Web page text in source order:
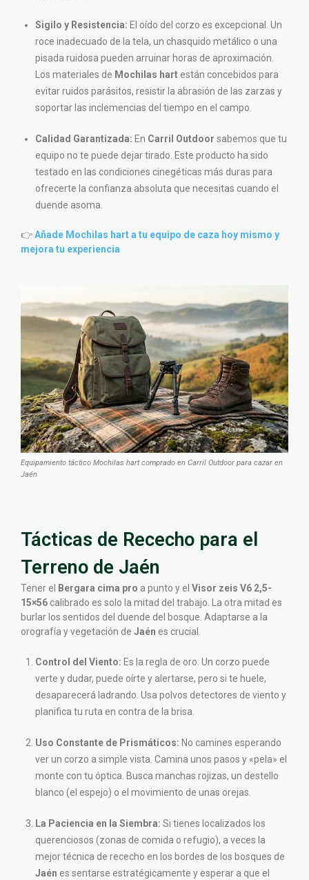
Sigilo y Resistencia: El oído del corzo es excepcional. Un
roce inadecuado de la tela, un chasquido metálico o una
pisada ruidosa pueden arruinar horas de aproximación.
Los materiales de Mochilas hart están concebidos para
evitar ruidos parásitos, resistir la abrasión de las zarzas y
soportar las inclemencias del tiempo en el campo.
Calidad Garantizada: En Carril Outdoor sabemos que tu
equipo no te puede dejar tirado. Este producto ha sido
testado en las condiciones cinegéticas más duras para
ofrecerte la confianza absoluta que necesitas cuando el
duende asoma.
👉Añade Mochilas hart a tu equipo de caza hoy mismo y
mejora tu experiencia
Equipamiento táctico Mochilas hart comprado en Carril Outdoor para cazar en
Jaén
Tácticas de Rececho para el
Terreno de Jaén
Tener el Bergara cima pro a punto y el Visor zeis V6 2,5-
15×56 calibrado es solo la mitad del trabajo. La otra mitad es
burlar los sentidos del duende del bosque. Adaptarse a la
orografía y vegetación de Jaén es crucial.
Control del Viento: Es la regla de oro. Un corzo puede
verte y dudar, puede oírte y alertarse, pero si te huele,
desaparecerá ladrando. Usa polvos detectores de viento y
planifica tu ruta en contra de la brisa.
Uso Constante de Prismáticos: No camines esperando
ver un corzo a simple vista. Camina unos pasos y «pela» el
monte con tu óptica. Busca manchas rojizas, un destello
blanco (el espejo) o el movimiento de unas orejas.
La Paciencia en la Siembra: Si tienes localizados los
querenciosos (zonas de comida o refugio), a veces la
mejor técnica de rececho en los bordes de los bosques de
Jaén es sentarse estratégicamente y esperar a que el